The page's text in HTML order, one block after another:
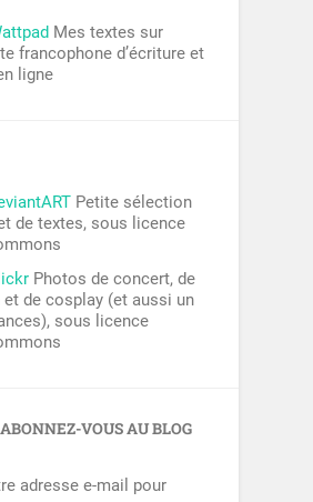
Mes textes sur
francophone d’écriture et
ligne
Petite sélection
de textes, sous licence
Photos de concert, de
de cosplay (et aussi un
sous licence
VOUS AU BLOG
adresse e-mail pour